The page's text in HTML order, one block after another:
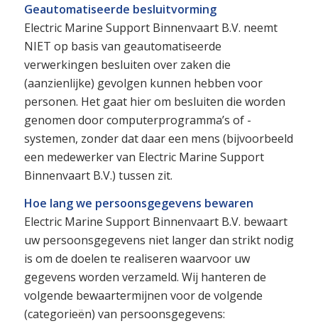
Geautomatiseerde besluitvorming
Electric Marine Support Binnenvaart B.V. neemt
NIET op basis van geautomatiseerde
verwerkingen besluiten over zaken die
(aanzienlijke) gevolgen kunnen hebben voor
personen. Het gaat hier om besluiten die worden
genomen door computerprogramma’s of -
systemen, zonder dat daar een mens (bijvoorbeeld
een medewerker van Electric Marine Support
Binnenvaart B.V.) tussen zit.
Hoe lang we persoonsgegevens bewaren
Electric Marine Support Binnenvaart B.V. bewaart
uw persoonsgegevens niet langer dan strikt nodig
is om de doelen te realiseren waarvoor uw
gegevens worden verzameld. Wij hanteren de
volgende bewaartermijnen voor de volgende
(categorieën) van persoonsgegevens: